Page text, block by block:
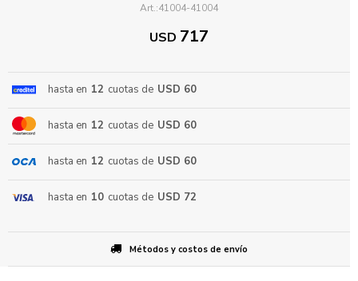
41004-41004
USD 717
hasta en 12 cuotas de USD 60
hasta en 12 cuotas de USD 60
hasta en 12 cuotas de USD 60
hasta en 10 cuotas de USD 72
Métodos y costos de envío